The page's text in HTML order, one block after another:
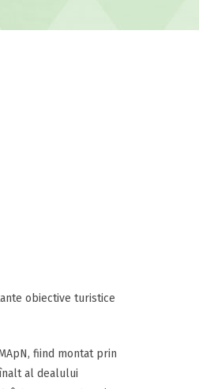
obiective turistice
fiind montat prin
al dealului